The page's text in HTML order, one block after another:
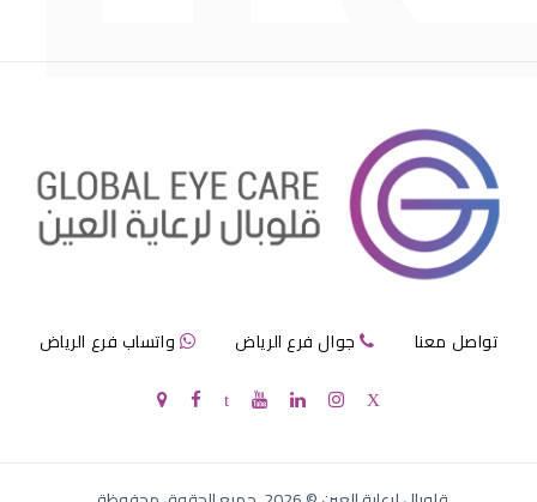
عمليات تجميل العيون الجاحظة
تواصل معنا جوال فرع الرياض واتساب فرع الرياض